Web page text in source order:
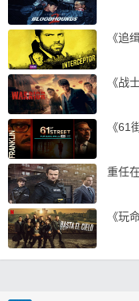
《追
《战
《61
重任
《玩